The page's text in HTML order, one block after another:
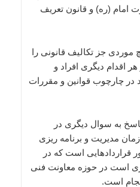
امام (ره) و قانون تعریف
موردی جز تکالیف قانونی را
اقدام دیگری افراد و
در چارچوب قوانین و مقررات
به سوال دیگری در
مدیریت و برنامه ریزی
قراردادهایی است که در
است در حوزه معاونت فنی
است.